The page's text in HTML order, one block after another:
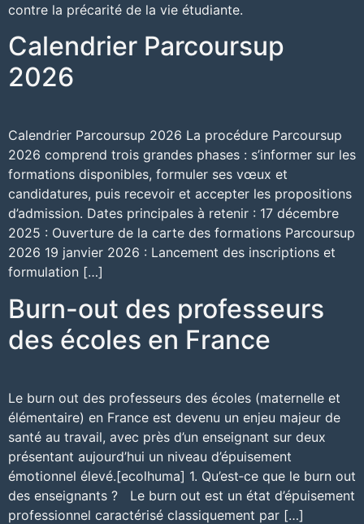
contre la précarité de la vie étudiante.
Calendrier Parcoursup
2026
Calendrier Parcoursup 2026 La procédure Parcoursup
2026 comprend trois grandes phases : s’informer sur les
formations disponibles, formuler ses vœux et
candidatures, puis recevoir et accepter les propositions
d’admission. Dates principales à retenir : 17 décembre
2025 : Ouverture de la carte des formations Parcoursup
2026 19 janvier 2026 : Lancement des inscriptions et
formulation […]
Burn-out des professeurs
des écoles en France
Le burn out des professeurs des écoles (maternelle et
élémentaire) en France est devenu un enjeu majeur de
santé au travail, avec près d’un enseignant sur deux
présentant aujourd’hui un niveau d’épuisement
émotionnel élevé.[ecolhuma]​ 1. Qu’est‑ce que le burn out
des enseignants ? Le burn out est un état d’épuisement
professionnel caractérisé classiquement par […]